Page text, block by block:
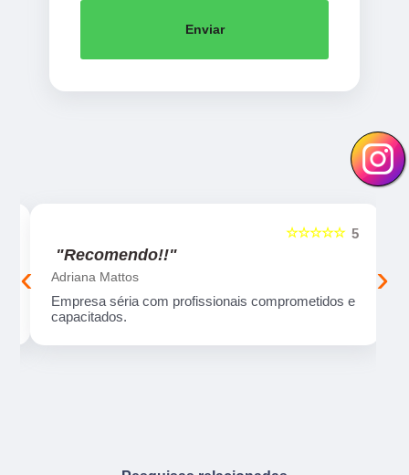
Enviar
5
☆☆☆☆☆
"Recomendo!!"
Adriana Mattos
Empresa séria com profissionais comprometidos e
capacitados.
‹ ›